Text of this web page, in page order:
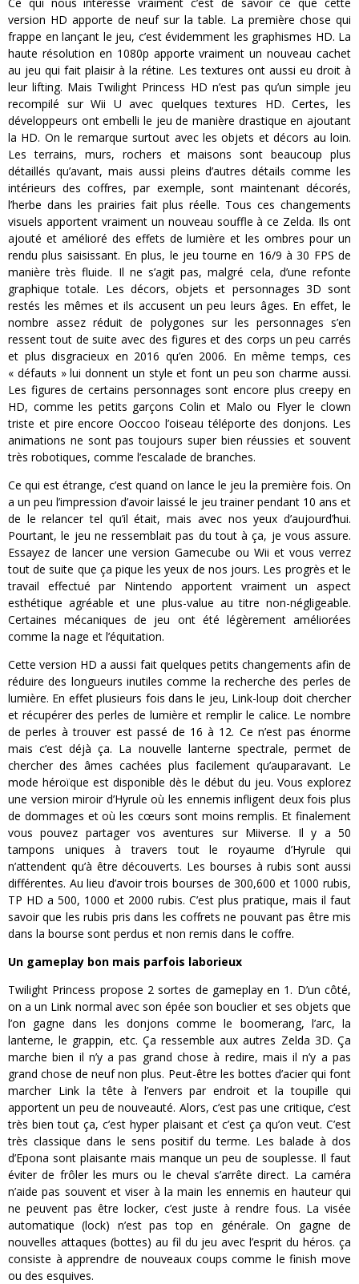
version HD apporte de neuf sur la table. La première chose qui
frappe en lançant le jeu, c’est évidemment les graphismes HD. La
haute résolution en 1080p apporte vraiment un nouveau cachet
au jeu qui fait plaisir à la rétine. Les textures ont aussi eu droit à
leur lifting. Mais Twilight Princess HD n’est pas qu’un simple jeu
recompilé sur Wii U avec quelques textures HD. Certes, les
développeurs ont embelli le jeu de manière drastique en ajoutant
la HD. On le remarque surtout avec les objets et décors au loin.
Les terrains, murs, rochers et maisons sont beaucoup plus
détaillés qu’avant, mais aussi pleins d’autres détails comme les
intérieurs des coffres, par exemple, sont maintenant décorés,
l’herbe dans les prairies fait plus réelle. Tous ces changements
visuels apportent vraiment un nouveau souffle à ce Zelda. Ils ont
ajouté et amélioré des effets de lumière et les ombres pour un
rendu plus saisissant. En plus, le jeu tourne en 16/9 à 30 FPS de
manière très fluide. Il ne s’agit pas, malgré cela, d’une refonte
graphique totale. Les décors, objets et personnages 3D sont
restés les mêmes et ils accusent un peu leurs âges. En effet, le
nombre assez réduit de polygones sur les personnages s’en
ressent tout de suite avec des figures et des corps un peu carrés
et plus disgracieux en 2016 qu’en 2006. En même temps, ces
« défauts » lui donnent un style et font un peu son charme aussi.
Les figures de certains personnages sont encore plus creepy en
HD, comme les petits garçons Colin et Malo ou Flyer le clown
triste et pire encore Ooccoo l’oiseau téléporte des donjons. Les
animations ne sont pas toujours super bien réussies et souvent
très robotiques, comme l’escalade de branches.
Ce qui est étrange, c’est quand on lance le jeu la première fois. On
a un peu l’impression d’avoir laissé le jeu trainer pendant 10 ans et
de le relancer tel qu’il était, mais avec nos yeux d’aujourd’hui.
Pourtant, le jeu ne ressemblait pas du tout à ça, je vous assure.
Essayez de lancer une version Gamecube ou Wii et vous verrez
tout de suite que ça pique les yeux de nos jours. Les progrès et le
travail effectué par Nintendo apportent vraiment un aspect
esthétique agréable et une plus-value au titre non-négligeable.
Certaines mécaniques de jeu ont été légèrement améliorées
comme la nage et l’équitation.
Cette version HD a aussi fait quelques petits changements afin de
réduire des longueurs inutiles comme la recherche des perles de
lumière. En effet plusieurs fois dans le jeu, Link-loup doit chercher
et récupérer des perles de lumière et remplir le calice. Le nombre
de perles à trouver est passé de 16 à 12. Ce n’est pas énorme
mais c’est déjà ça. La nouvelle lanterne spectrale, permet de
chercher des âmes cachées plus facilement qu’auparavant. Le
mode héroïque est disponible dès le début du jeu. Vous explorez
une version miroir d’Hyrule où les ennemis infligent deux fois plus
de dommages et où les cœurs sont moins remplis. Et finalement
vous pouvez partager vos aventures sur Miiverse. Il y a 50
tampons uniques à travers tout le royaume d’Hyrule qui
n’attendent qu’à être découverts. Les bourses à rubis sont aussi
différentes. Au lieu d’avoir trois bourses de 300,600 et 1000 rubis,
TP HD a 500, 1000 et 2000 rubis. C’est plus pratique, mais il faut
savoir que les rubis pris dans les coffrets ne pouvant pas être mis
dans la bourse sont perdus et non remis dans le coffre.
Un gameplay bon mais parfois laborieux
Twilight Princess propose 2 sortes de gameplay en 1. D’un côté,
on a un Link normal avec son épée son bouclier et ses objets que
l’on gagne dans les donjons comme le boomerang, l’arc, la
lanterne, le grappin, etc. Ça ressemble aux autres Zelda 3D. Ça
marche bien il n’y a pas grand chose à redire, mais il n’y a pas
grand chose de neuf non plus. Peut-être les bottes d’acier qui font
marcher Link la tête à l’envers par endroit et la toupille qui
apportent un peu de nouveauté. Alors, c’est pas une critique, c’est
très bien tout ça, c’est hyper plaisant et c’est ça qu’on veut. C’est
très classique dans le sens positif du terme. Les balade à dos
d’Epona sont plaisante mais manque un peu de souplesse. Il faut
éviter de frôler les murs ou le cheval s’arrête direct. La caméra
n’aide pas souvent et viser à la main les ennemis en hauteur qui
ne peuvent pas être locker, c’est juste à rendre fous. La visée
automatique (lock) n’est pas top en générale. On gagne de
nouvelles attaques (bottes) au fil du jeu avec l’esprit du héros. ça
consiste à apprendre de nouveaux coups comme le finish move
ou des esquives.